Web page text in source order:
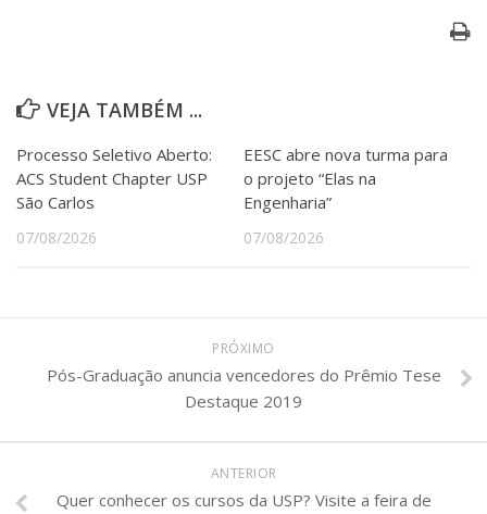
VEJA TAMBÉM ...
Processo Seletivo Aberto:
ACS Student Chapter USP
São Carlos
07/08/2026
EESC abre nova turma para
o projeto “Elas na
Engenharia”
07/08/2026
PRÓXIMO
Pós-Graduação anuncia vencedores do Prêmio Tese
Destaque 2019
ANTERIOR
Quer conhecer os cursos da USP? Visite a feira de